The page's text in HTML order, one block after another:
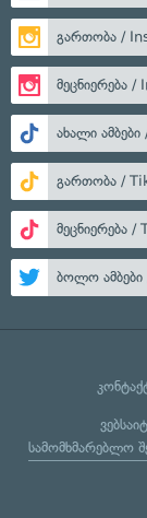
გართობა /
მეცნიერება
ახალი
გართობა /
მეცნიერება /
ბოლო
სამომხმარებლო